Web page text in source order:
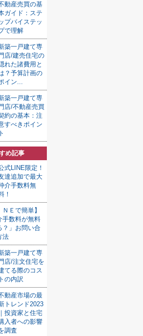
動産売買の基
ガイド：ステ
プバイステッ
で理解
築一戸建て専
店/建売住宅の
れた諸費用と
？予算計画の
イン...
築一戸建て専
店/不動産売買
約の基本：注
すべきポイン
ト
め記事
式LINE限定！
達追加で最大
介手数料無
！
ＮＥで簡単】
手数料が無料
？」お問い合
法
築一戸建て専
店/注文住宅を
てる際のコス
トの内訳
動産市場の最
トレンド2023
｜投資家と住宅
入者への影響
調査